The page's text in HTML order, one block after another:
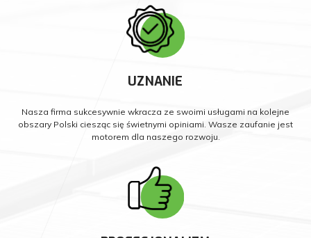
UZNANIE
Nasza firma sukcesywnie wkracza ze swoimi usługami na kolejne
obszary Polski ciesząc się świetnymi opiniami. Wasze zaufanie jest
motorem dla naszego rozwoju.